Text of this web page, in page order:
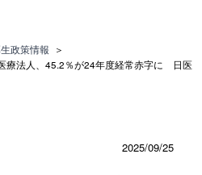
政策情報 ＞
療法人、45.2％が24年度経常赤字に 日医
2025/09/25